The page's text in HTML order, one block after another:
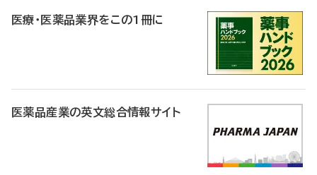
医療・医薬品業界をこの1冊に
医薬品産業の英文総合情報サイト